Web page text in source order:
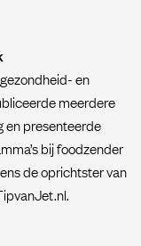
en
meerdere
en presenteerde
bij foodzender
de oprichtster van